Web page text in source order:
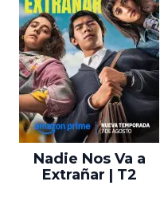
Nadie Nos Va a
Extrañar | T2